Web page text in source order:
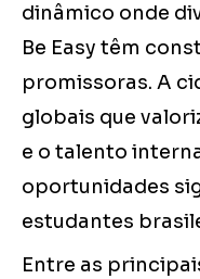
dinâmico onde
Be Easy têm
promissoras. A
globais que
e o talento
oportunidades
estudantes
Entre as